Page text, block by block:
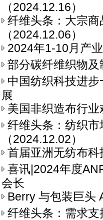
（2024.12.16）
纤维头条：大宗
（2024.12.06）
2024年1-10月产
部分碳纤维织物
中国纺织科技进
展
美国非织造布行
纤维头条：纺织
（2024.12.02）
首届亚洲无纺布
喜讯|2024年度
会长
Berry 与包装巨头
纤维头条：需求